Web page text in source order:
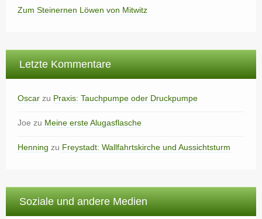
Zum Steinernen Löwen von Mitwitz
Letzte Kommentare
Oscar zu Praxis: Tauchpumpe oder Druckpumpe
Joe zu Meine erste Alugasflasche
Henning zu Freystadt: Wallfahrtskirche und Aussichtsturm
Soziale und andere Medien